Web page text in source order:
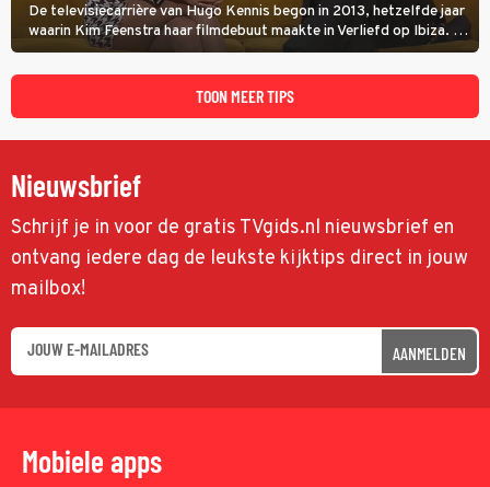
De televisiecarrière van Hugo Kennis begon in 2013, hetzelfde jaar
waarin Kim Feenstra haar filmdebuut maakte in Verliefd op Ibiza. In
Oh, Wat een Jaar! wordt duidelijk wat ze nog meer weten van het
jaar waarin ze allebei eindtwintigers waren.
TOON MEER TIPS
Nieuwsbrief
Schrijf je in voor de gratis TVgids.nl nieuwsbrief en
ontvang iedere dag de leukste kijktips direct in jouw
mailbox!
AANMELDEN
Mobiele apps